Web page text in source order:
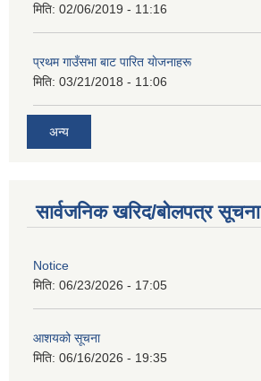
मिति: 02/06/2019 - 11:16
प्रथम गाउँसभा बाट पारित याेजनाहरू
मिति: 03/21/2018 - 11:06
अन्य
सार्वजनिक खरिद/बोलपत्र सूचना
Notice
मिति: 06/23/2026 - 17:05
आशयको सूचना
मिति: 06/16/2026 - 19:35